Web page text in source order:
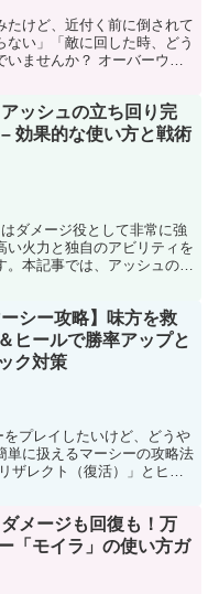
たけど、近付く前に倒されて
い」「敵に回した時、どう
ませんか？ オーバーウォ
アッシュの立ち回り完
効果的な使い方と戦術
ダメージ役として非常に強
い火力と独自のアビリティを
。本記事では、アッシュの効
ーシー攻略】味方を救
ヒールで勝率アップと
ク対策
プレイしたいけど、どうや
単に扱えるマーシーの攻略法
ザレクト（復活）」とヒー
ダメージも回復も！万
「モイラ」の使い方ガ